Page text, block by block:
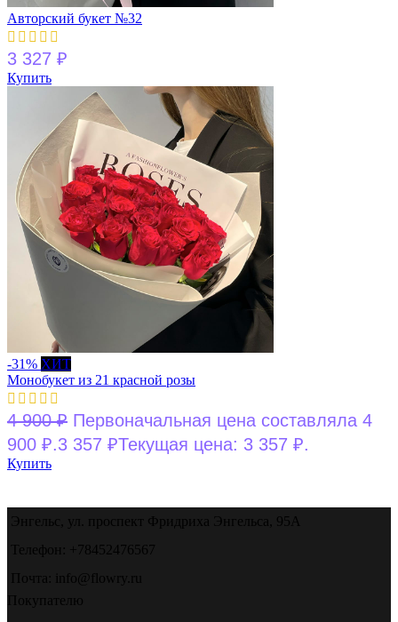
Авторский букет №32
3 327 ₽
Купить
-31% ХИТ
Монобукет из 21 красной розы
4 900₽ Первоначальная цена составляла 4
900 ₽.3 357 ₽Текущая цена: 3 357 ₽.
Купить
Энгельс, ул. проспект Фридриха Энгельса, 95А
Телефон: +78452476567
Почта: info@flowry.ru
Покупателю